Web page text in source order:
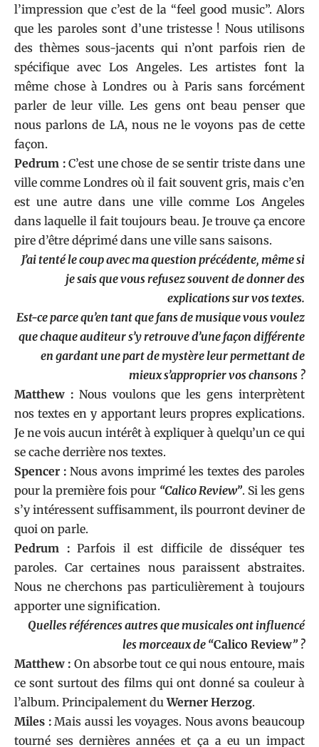
l’impression que c’est de la “feel good music”. Alors
que les paroles sont d’une tristesse ! Nous utilisons
des thèmes sous-jacents qui n’ont parfois rien de
spécifique avec Los Angeles. Les artistes font la
même chose à Londres ou à Paris sans forcément
parler de leur ville. Les gens ont beau penser que
nous parlons de LA, nous ne le voyons pas de cette
façon.
Pedrum :C’est une chose de se sentir triste dans une
ville comme Londres où il fait souvent gris, mais c’en
est une autre dans une ville comme Los Angeles
dans laquelle il fait toujours beau. Je trouve ça encore
pire d’être déprimé dans une ville sans saisons.
J’ai tenté le coup avec ma question précédente, même si
je sais que vous refusez souvent de donner des
explications sur vos textes.
Est-ce parce qu’en tant que fans de musique vous voulez
que chaque auditeur s’y retrouve d’une façon différente
en gardant une part de mystère leur permettant de
mieux s’approprier vos chansons ?
Matthew :Nous voulons que les gens interprètent
nos textes en y apportant leurs propres explications.
Je ne vois aucun intérêt à expliquer à quelqu’un ce qui
se cache derrière nos textes.
Spencer : Nous avons imprimé les textes des paroles
pour la première fois pour “Calico Review”. Si les gens
s’y intéressent suffisamment, ils pourront deviner de
quoi on parle.
Pedrum :Parfois il est difficile de disséquer tes
paroles. Car certaines nous paraissent abstraites.
Nous ne cherchons pas particulièrement à toujours
apporter une signification.
Quelles références autres que musicales ont influencé
les morceaux de “Calico Review” ?
Matthew : On absorbe tout ce qui nous entoure, mais
ce sont surtout des films qui ont donné sa couleur à
l’album. Principalement duWerner Herzog.
Miles :Mais aussi les voyages. Nous avons beaucoup
tourné ses dernières années et ça a eu un impact